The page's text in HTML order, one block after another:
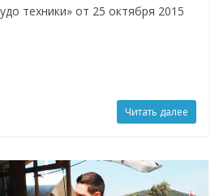
техники» от 25 октября 2015
Читать далее